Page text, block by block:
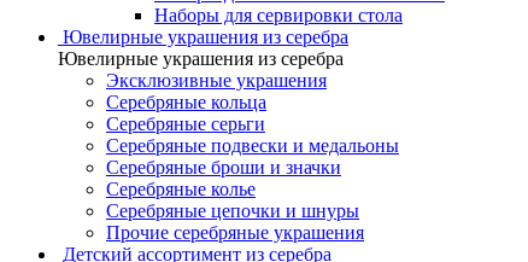
Наборы для сервировки стола
Ювелирные украшения из серебра
Ювелирные украшения из серебра
Эксклюзивные украшения
Серебряные кольца
Серебряные серьги
Серебряные подвески и медальоны
Серебряные броши и значки
Серебряные колье
Серебряные цепочки и шнуры
Прочие серебряные украшения
Детский ассортимент из серебра